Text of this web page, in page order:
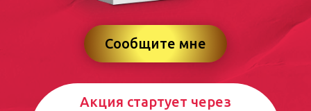
Сообщите мне
Акция стартует через